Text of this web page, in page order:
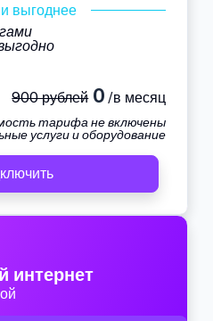
выгоднее
900 рублей0 /в месяц
тарифа не включены
услуги и оборудование
интернет